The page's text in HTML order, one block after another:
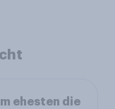
ehesten die